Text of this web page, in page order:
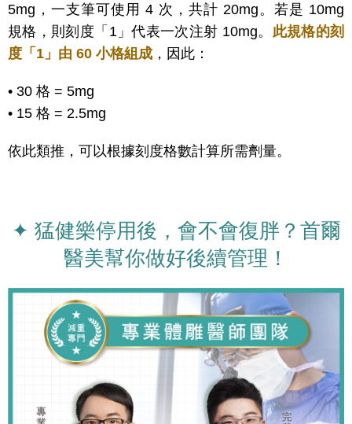
5mg，一支筆可使用 4 次，共計 20mg。若是 10mg
規格，則刻度「1」代表一次注射 10mg。 此規格的刻
度「1」由 60 小格組成 ，因此：
• 30 格 = 5mg
• 15 格 = 2.5mg
依此類推，可以根據刻度格數計算所需劑量。
✦ 猛健樂停用後，會不會復胖？首爾
醫美幫你做好後續管理！